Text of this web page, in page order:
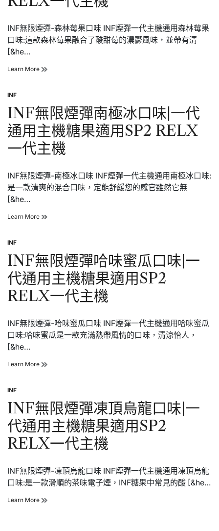
機
代
通
用
糖
SP2
RELX
一
代
主
機
INF無限煙彈-森林莓果口味 INF煙彈一代主機通用森林莓果
口味:這款森林莓果融合了酸甜莓的濃鬱風味，並帶有清
[&he…
Learn More INF
森
林
莓
果
口
味|
代
通
用
糖
SP2
RELX
一
代
主
機
Posted
in
INF
INF無限煙彈南極冰口味|一代
通用主機糖果適用SP2 RELX
一代主機
INF無限煙彈-南極冰口味 INF煙彈一代主機通用南極冰口味:
是一款清爽的混合口味，定能舒緩您的感官雖然它無
[&he…
Learn More INF
南
極
冰
口
味|
通
用
主
果
RELX
一
代
主
機
Posted
in
INF
INF無限煙彈哈味蜜瓜口味|一
代通用主機糖果適用SP2
RELX一代主機
INF無限煙彈-哈味蜜瓜口味 INF煙彈一代主機通用哈味蜜瓜
口味:哈味蜜瓜是一款充滿熱帶風情的口味，清涼怡人，
[&he…
Learn More INF
哈
味
蜜
瓜
口
代
通
用
機
Posted
in
INF
INF無限煙彈凍頂烏龍口味|一
代通用主機糖果適用SP2
RELX一代主機
INF無限煙彈-凍頂烏龍口味 INF煙彈一代主機通用凍頂烏龍
口味:是一款滑順的茶味電子煙，INF糖果中常見的酸 [&he…
Learn More INF